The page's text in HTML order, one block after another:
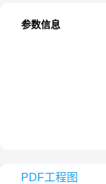
参数信息
PDF工程图